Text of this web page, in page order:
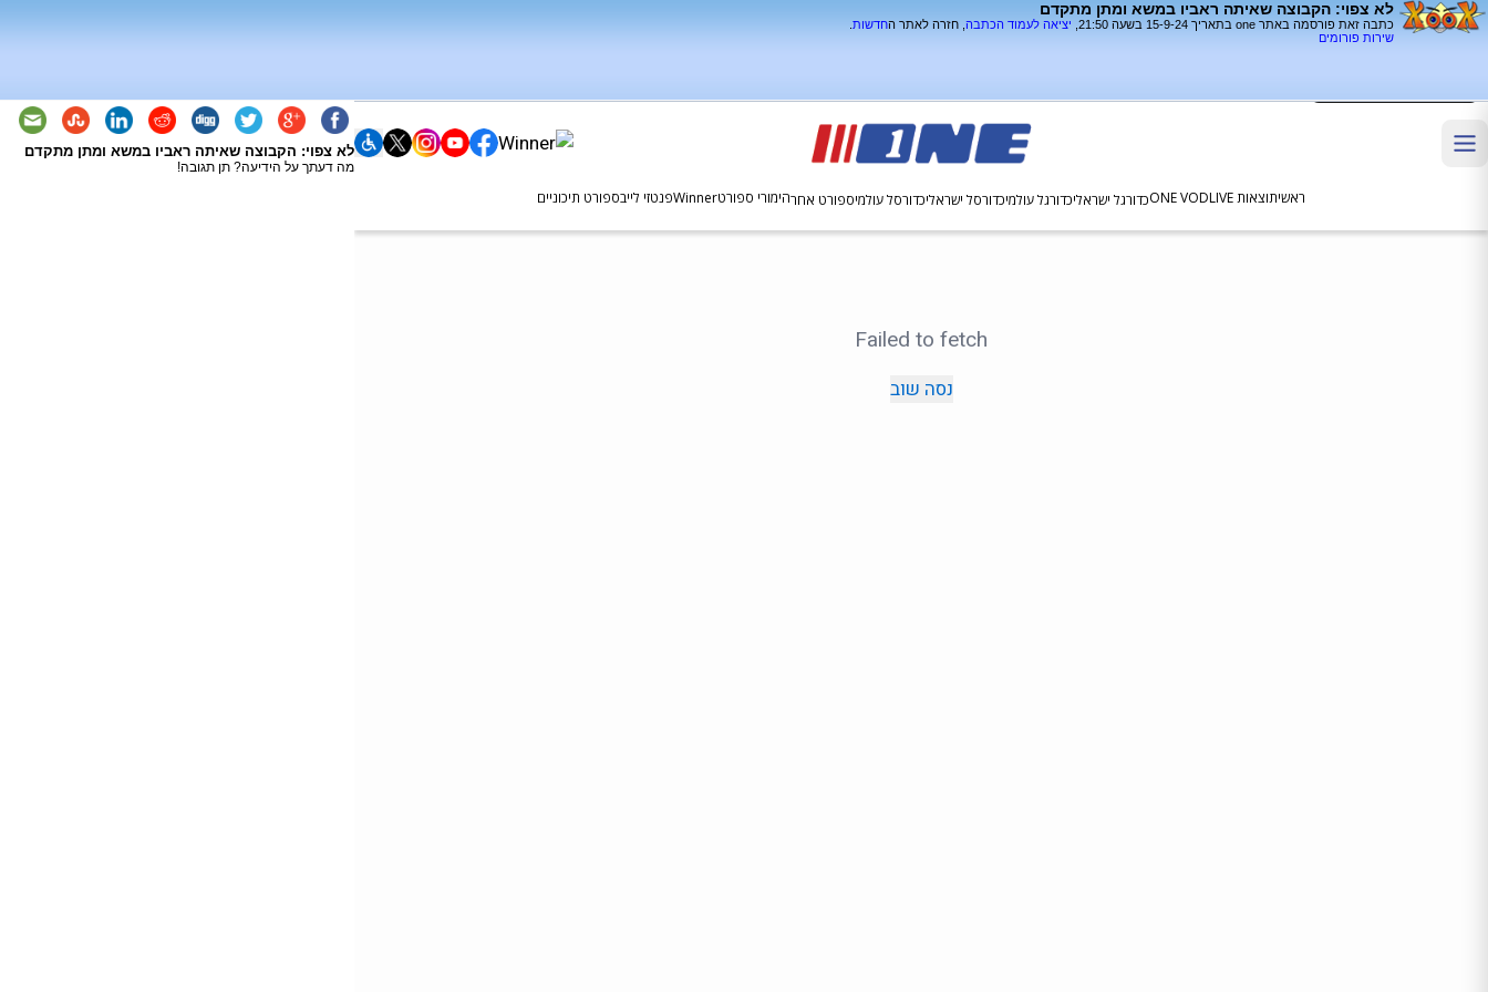
לא צפוי: הקבוצה שאיתה ראביו במשא ומתן מתקדם
כתבה זאת פורסמה באתר one בתאריך 15-9-24 בשעה 21:50, יציאה לעמוד הכתבה , חזרה לאתר החדשות
שירות פורומים
לא צפוי: הקבוצה שאיתה ראביו במשא ומתן מתקדם
מה דעתך על הידיעה? תן תגובה!